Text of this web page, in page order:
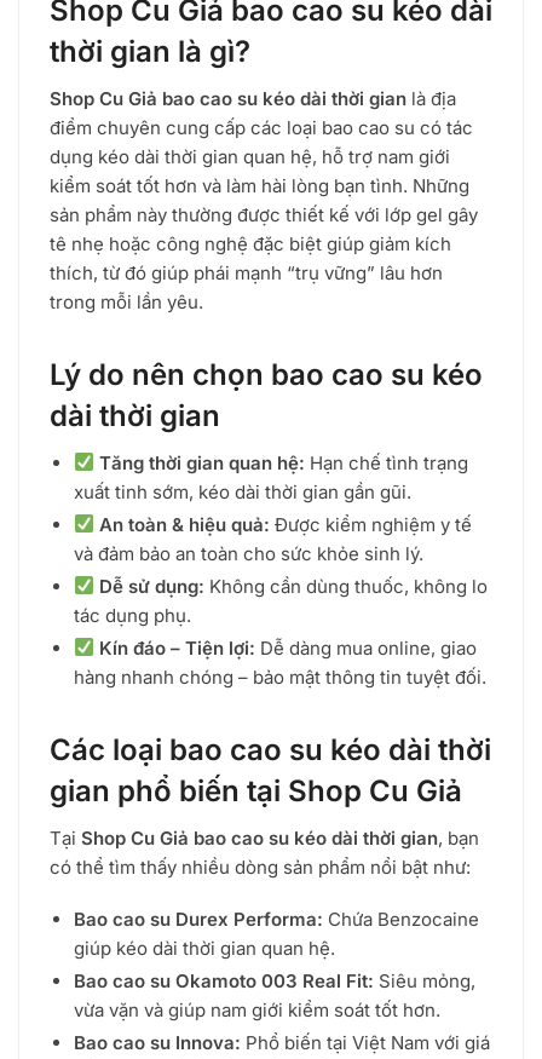
mức
độ
phổ
Shop Cu Giả bao cao su kéo dài
thời gian là gì?
Shop Cu Giả bao cao su kéo dài thời gian là địa
điểm chuyên cung cấp các loại bao cao su có tác
dụng kéo dài thời gian quan hệ, hỗ trợ nam giới
kiểm soát tốt hơn và làm hài lòng bạn tình. Những
sản phẩm này thường được thiết kế với lớp gel gây
tê nhẹ hoặc công nghệ đặc biệt giúp giảm kích
thích, từ đó giúp phái mạnh “trụ vững” lâu hơn
trong mỗi lần yêu.
Lý do nên chọn bao cao su kéo
dài thời gian
Tăng thời gian quan hệ: Hạn chế tình trạng
xuất tinh sớm, kéo dài thời gian gần gũi.
An toàn & hiệu quả: Được kiểm nghiệm y tế
và đảm bảo an toàn cho sức khỏe sinh lý.
Dễ sử dụng: Không cần dùng thuốc, không lo
tác dụng phụ.
Kín đáo – Tiện lợi: Dễ dàng mua online, giao
hàng nhanh chóng – bảo mật thông tin tuyệt đối.
Các loại bao cao su kéo dài thời
gian phổ biến tại Shop Cu Giả
Tại Shop Cu Giả bao cao su kéo dài thời gian, bạn
có thể tìm thấy nhiều dòng sản phẩm nổi bật như:
Bao cao su Durex Performa: Chứa Benzocaine
giúp kéo dài thời gian quan hệ.
Bao cao su Okamoto 003 Real Fit: Siêu mỏng,
vừa vặn và giúp nam giới kiểm soát tốt hơn.
Bao cao su Innova: Phổ biến tại Việt Nam với giá